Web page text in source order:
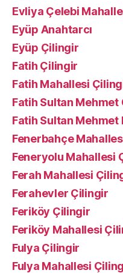
Evliya Çelebi
Eyüp Anahtarcı
Eyüp Çilingir
Fatih Çilingir
Fatih Mahallesi
Fatih Sultan Mehmet
Fatih Sultan
Fenerbahçe
Feneryolu Mahallesi
Ferah Mahallesi
Ferahevler Çilingir
Feriköy Çilingir
Feriköy Mahallesi
Fulya Çilingir
Fulya Mahallesi